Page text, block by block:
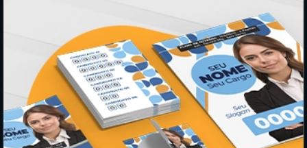
Contato
Formas de Pagamento
Lista de Balcões
Lista de Preços
Mapa do Site
Sobre Nós